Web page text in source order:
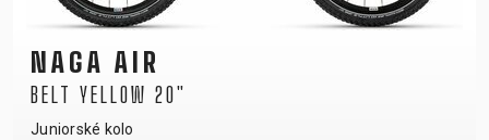
NAGA AIR
BELT YELLOW 20"
Juniorské kolo